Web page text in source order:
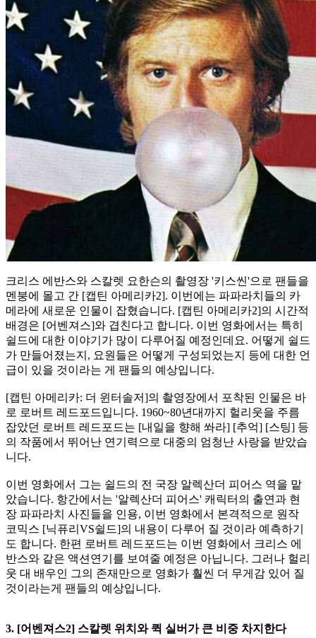
크리스 에반스와 스칼렛 요한슨의 촬영장 '키스씬'으로 팬들을
멘붕에 몰고 간 [캡틴 아메리카2]. 이번에는 파파라치들의 카
메라에 새로운 인물이 잡혔습니다. [캡틴 아메리카2]의 시간적
배경은 [어벤져스]와 겹친다고 합니다. 이번 영화에서는 특히
쉴드에 대한 이야기가 많이 다루어질 예정인데요. 어떻게 쉴드
가 만들어졌는지, 요원들은 어떻게 구성되었는지 등에 대한 언
급이 있을 것이라는 게 팬들의 예상입니다.
[캡틴 아메리카: 더 윈터솔저]의 촬영장에서 포착된 인물은 바
로 로버트 레드포드입니다. 1960~80년대까지 헐리웃을 주름
잡았던 로버트 레드포드는 [내일을 향해 쏴라] [추억] [스팅] 등
의 작품에서 뛰어난 연기력으로 대중의 엄청난 사랑을 받았습
니다.
이번 영화에서 그는 쉴드의 전 국장 알렉산더 피어스 역을 맡
았습니다. 항간에서는 '알렉산더 피어스' 캐릭터의 출연과 현
장 파파라치 사진들을 인용, 이번 영화에서 본격적으로 원작
코믹스 [닉퓨리VS쉴드]의 내용이 다루어 질 것이라 예측하기
도 합니다. 한편 로버트 레드포드는 이번 영화에서 크리스 에
반스와 같은 액션연기를 보여줄 예정은 아닙니다. 그러나 헐리
웃 대 배우인 그의 존재만으로 영화가 훨씬 더 무게감 있어 질
것이라는게 팬들의 예상입니다.
3. [어벤져스2] 스칼렛 위치와 퀵 실버가 큰 비중 차지한다